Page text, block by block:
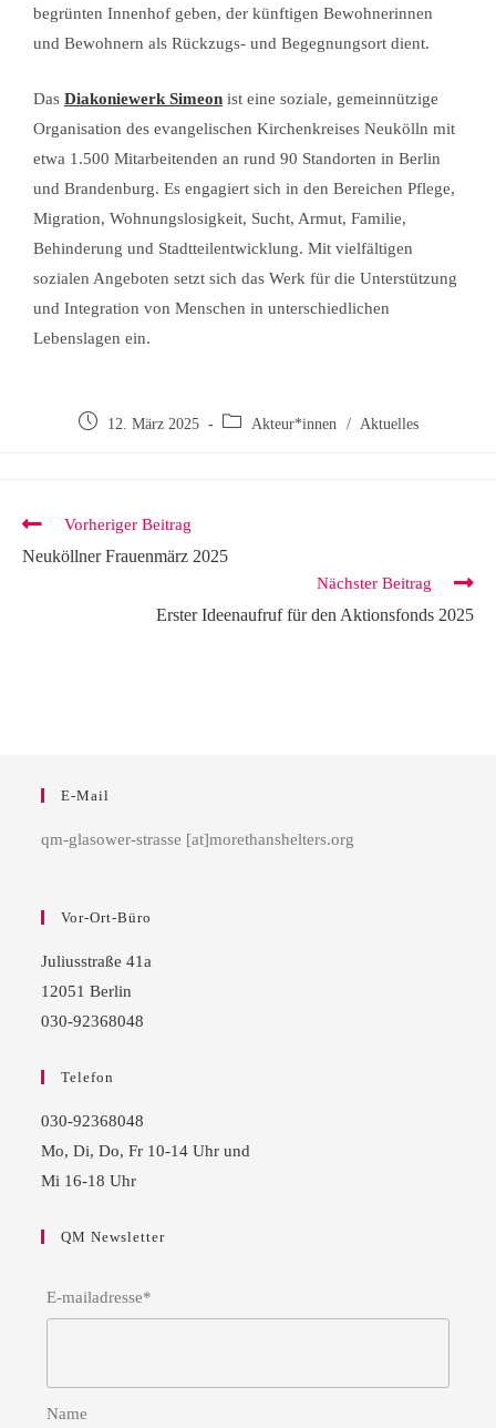
begrünten Innenhof geben, der künftigen Bewohnerinnen
und Bewohnern als Rückzugs- und Begegnungsort dient.
Das Diakoniewerk Simeon ist eine soziale, gemeinnützige
Organisation des evangelischen Kirchenkreises Neukölln mit
etwa 1.500 Mitarbeitenden an rund 90 Standorten in Berlin
und Brandenburg. Es engagiert sich in den Bereichen Pflege,
Migration, Wohnungslosigkeit, Sucht, Armut, Familie,
Behinderung und Stadtteilentwicklung. Mit vielfältigen
sozialen Angeboten setzt sich das Werk für die Unterstützung
und Integration von Menschen in unterschiedlichen
Lebenslagen ein.
12. März 2025 Akteur*innen / Aktuelles
Vorheriger Beitrag
Neuköllner Frauenmärz 2025
Nächster Beitrag
Erster Ideenaufruf für den Aktionsfonds 2025
E-Mail
qm-glasower-strasse [at]morethanshelters.org
Vor-Ort-Büro
Juliusstraße 41a
12051 Berlin
030-92368048
Telefon
030-92368048
Mo, Di, Do, Fr 10-14 Uhr und
Mi 16-18 Uhr
QM Newsletter
E-mailadresse*
Name